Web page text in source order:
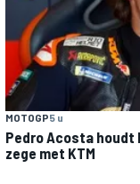
MOTOGP5 u
Pedro Acosta houdt
zege met KTM